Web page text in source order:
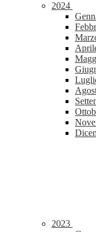
2024
2023